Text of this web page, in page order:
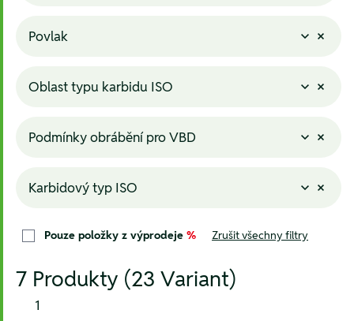
Povlak
Oblast typu karbidu ISO
Podmínky obrábění pro VBD
Karbidový typ ISO
Pouze položky z výprodeje % Zrušit všechny filtry
7 Produkty (23 Variant)
1